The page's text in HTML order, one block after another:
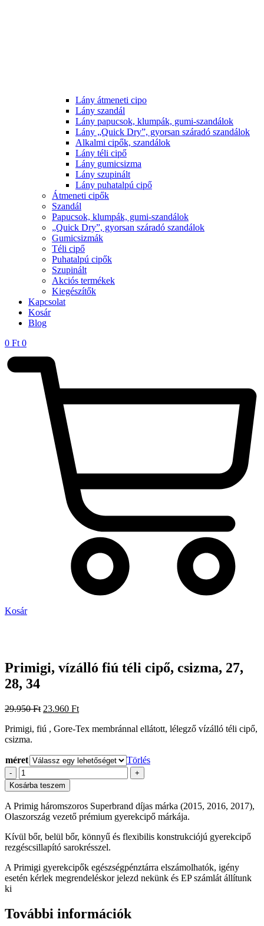
Lány átmeneti cipo
Lány szandál
Lány papucsok, klumpák, gumi-szandálok
Lány „Quick Dry”, gyorsan száradó szandálok
Alkalmi cipők, szandálok
Lány téli cipő
Lány gumicsizma
Lány szupinált
Lány puhatalpú cipő
Átmeneti cipők
Szandál
Papucsok, klumpák, gumi-szandálok
„Quick Dry”, gyorsan száradó szandálok
Gumicsizmák
Téli cipő
Puhatalpú cipők
Szupinált
Akciós termékek
Kiegészítők
Kapcsolat
Kosár
Blog
0 Ft 0
Kosár
Primigi, vízálló fiú téli cipő, csizma, 27,
28, 34
29.950Ft Original
was:
23.960 FtCurrent
is:
Primigi, fiú , Gore-Tex membránnal ellátott, lélegző vízálló téli cipő,
csizma.
méret Törlés
-
Primigi,
vízálló
fiú
téli
cipő,
csizma,
27,
28,
mennyiség
+
Kosárba teszem
A Primig háromszoros Superbrand díjas márka (2015, 2016, 2017),
Olaszország vezető prémium gyerekcipő márkája.
Kívül bőr, belül bőr, könnyű és flexibilis konstrukciójú gyerekcipő
rezgéscsillapító sarokrésszel.
A Primigi gyerekcipők egészségpénztárra elszámolhatók, igény
esetén kérlek megrendeléskor jelezd nekünk és EP számlát állítunk
ki
További információk